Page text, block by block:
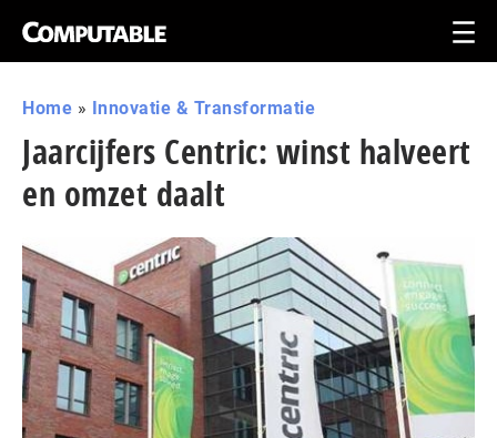
Home » Innovatie & Transformatie
Jaarcijfers Centric: winst halveert
en omzet daalt